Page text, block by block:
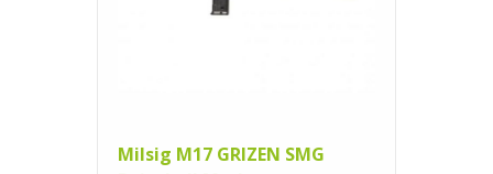
Milsig M17 GRIZEN SMG